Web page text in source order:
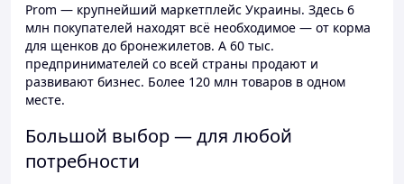
Prom — крупнейший маркетплейс Украины. Здесь 6
млн покупателей находят всё необходимое — от корма
для щенков до бронежилетов. А 60 тыс.
предпринимателей со всей страны продают и
развивают бизнес. Более 120 млн товаров в одном
месте.
Большой выбор — для любой
потребности